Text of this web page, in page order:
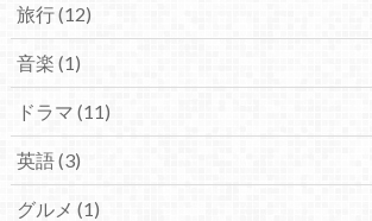
旅行(12)
音楽 (1)
ドラマ (11)
英語(3)
グルメ (1)